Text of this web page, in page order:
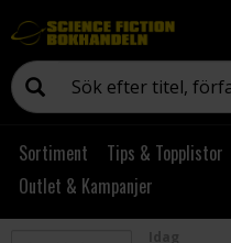
Sortiment Tips & Topplistor
Outlet & Kampanjer